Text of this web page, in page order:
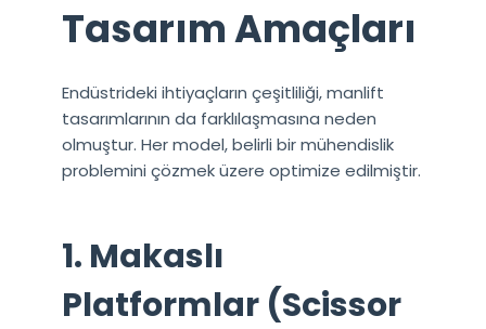
Tasarım Amaçları
Endüstrideki ihtiyaçların çeşitliliği, manlift
tasarımlarının da farklılaşmasına neden
olmuştur. Her model, belirli bir mühendislik
problemini çözmek üzere optimize edilmiştir.
1. Makaslı
Platformlar (Scissor